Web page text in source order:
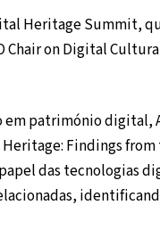
Heritage Summit,
Chair on Digital
património digital,
Findings from
das tecnologias